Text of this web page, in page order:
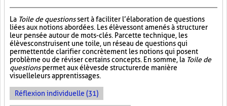
La Toile de questionssert à faciliter l’élaboration de questions
liées aux notions abordées. Les élèves sont amenés à structurer
leur pensée autour de mots-clés. Par cette technique, les
élèves construisent une toile, un réseau de questions qui
permettent de clarifier concrètement les notions qui posent
problème ou de réviser certains concepts. En somme, la Toile de
questionspermet aux élèves de structurer de manière
visuelle leurs apprentissages.
Réflexion individuelle (31)